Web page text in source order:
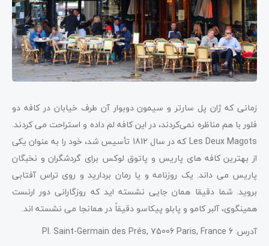
زمانی که ژان پل سارتر و سیمون دوبوار آن طرف خیابان در کافه دو
فلور با هم مناظره نمی‌کردند، در این کافه لم داده و استراحت می کردند.
Les Deux Magots که در سال 1812 تأسیس شد، خود را به عنوان یکی
از بهترین کافه های پاریس و پاتوق لوکس برای گردشگران و نخبگان
پاریس می داند. یک روزنامه و یا رمان بردارید و روی تراس آفتابی
بروید. شما دقیقا همان جایی نشسته اید که روزگارانی دور ارنست
همینگوی، آلبر کامو و پابلو پیکاسو دقیقاً در همانجا می نشسته اند.
آدرس: 6 Pl. Saint-Germain des Prés, 75006 Paris, France